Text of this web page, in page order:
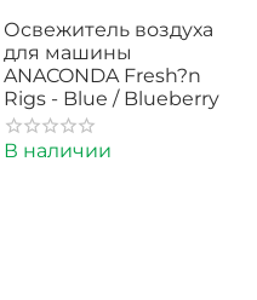
Освежитель воздуха
для машины
ANACONDA Fresh?n
Rigs - Blue / Blueberry
В наличии